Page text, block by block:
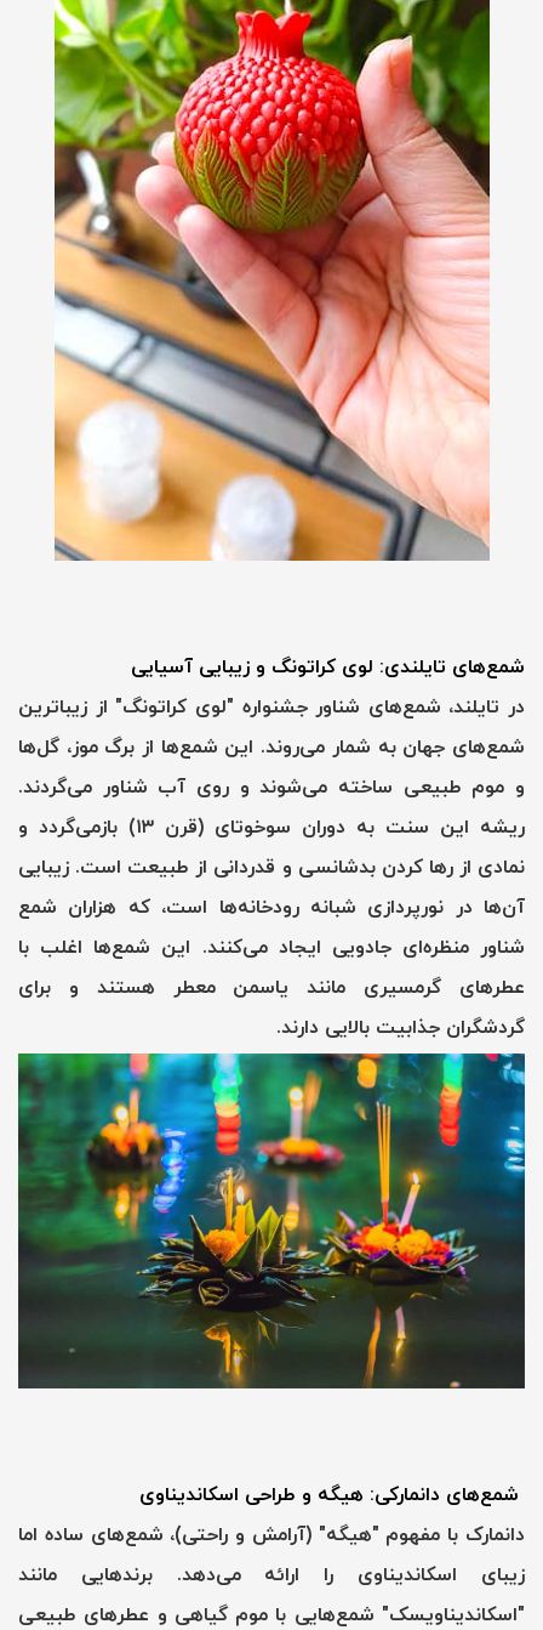
شمع‌های تایلندی: لوی کراتونگ و زیبایی آسیایی
در تایلند، شمع‌های شناور جشنواره "لوی کراتونگ" از زیباترین
شمع‌های جهان به شمار می‌روند. این شمع‌ها از برگ موز، گل‌ها
و موم طبیعی ساخته می‌شوند و روی آب شناور می‌گردند.
ریشه این سنت به دوران سوخوتای (قرن ۱۳) بازمی‌گردد و
نمادی از رها کردن بدشانسی و قدردانی از طبیعت است. زیبایی
آن‌ها در نورپردازی شبانه رودخانه‌ها است، که هزاران شمع
شناور منظره‌ای جادویی ایجاد می‌کنند. این شمع‌ها اغلب با
عطرهای گرمسیری مانند یاسمن معطر هستند و برای
گردشگران جذابیت بالایی دارند.
شمع‌های دانمارکی: هیگه و طراحی اسکاندیناوی
دانمارک با مفهوم "هیگه" (آرامش و راحتی)، شمع‌های ساده اما
زیبای اسکاندیناوی را ارائه می‌دهد. برندهایی مانند
"اسکاندیناویسک" شمع‌هایی با موم گیاهی و عطرهای طبیعی